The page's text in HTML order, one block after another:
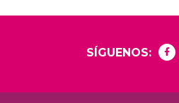
SÍGUENOS: